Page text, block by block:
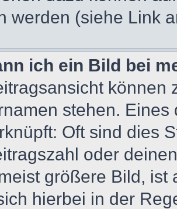
werden (siehe Link
ich ein Bild bei
können
stehen.
Oft sind dies
oder
größere Bild, ist
hierbei in der